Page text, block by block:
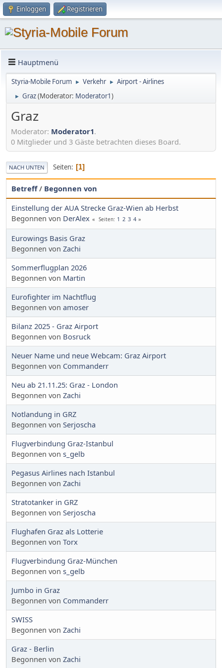
Einloggen Registrieren
Hauptmenü
Styria-Mobile Forum ► Verkehr ► Airport - Airlines
► Graz(Moderator: Moderator1)
Graz
Moderator: Moderator1.
0 Mitglieder und 3 Gäste betrachten dieses Board.
NACH UNTEN Seiten 1
Betreff/ Begonnen von
Einstellung der AUA Strecke Graz-Wien ab Herbst
Begonnen von DerAlex Seiten 1 2 3 4
Eurowings Basis Graz
Begonnen von Zachi
Sommerflugplan 2026
Begonnen von Martin
Eurofighter im Nachtflug
Begonnen von amoser
Bilanz 2025 - Graz Airport
Begonnen von Bosruck
Neuer Name und neue Webcam: Graz Airport
Begonnen von Commanderr
Neu ab 21.11.25: Graz - London
Begonnen von Zachi
Notlandung in GRZ
Begonnen von Serjoscha
Flugverbindung Graz-Istanbul
Begonnen von s_gelb
Pegasus Airlines nach Istanbul
Begonnen von Zachi
Stratotanker in GRZ
Begonnen von Serjoscha
Flughafen Graz als Lotterie
Begonnen von Torx
Flugverbindung Graz-München
Begonnen von s_gelb
Jumbo in Graz
Begonnen von Commanderr
SWISS
Begonnen von Zachi
Graz - Berlin
Begonnen von Zachi